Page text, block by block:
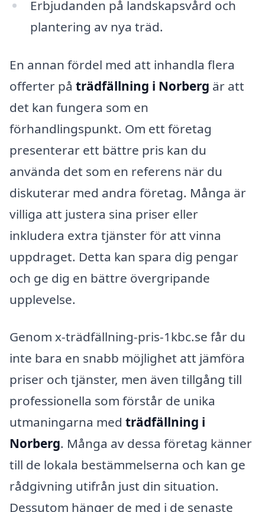
Erbjudanden på landskapsvård och
plantering av nya träd.
En annan fördel med att inhandla flera
offerter på trädfällning i Norberg är att
det kan fungera som en
förhandlingspunkt. Om ett företag
presenterar ett bättre pris kan du
använda det som en referens när du
diskuterar med andra företag. Många är
villiga att justera sina priser eller
inkludera extra tjänster för att vinna
uppdraget. Detta kan spara dig pengar
och ge dig en bättre övergripande
upplevelse.
Genom x-trädfällning-pris-1kbc.se får du
inte bara en snabb möjlighet att jämföra
priser och tjänster, men även tillgång till
professionella som förstår de unika
utmaningarna med trädfällning i
Norberg. Många av dessa företag känner
till de lokala bestämmelserna och kan ge
rådgivning utifrån just din situation.
Dessutom hänger de med i de senaste